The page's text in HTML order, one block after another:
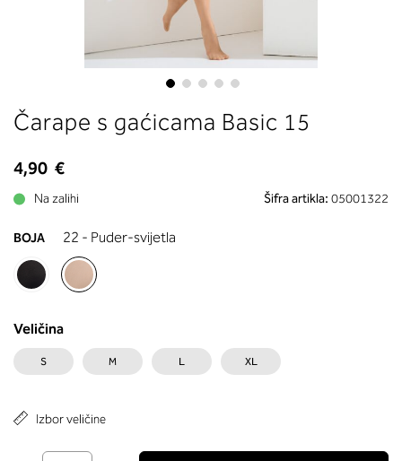
to
beginning
the
gallery
Čarape s gaćicama Basic 15
4,90 €
Na zalihi Šifra artikla: 05001322
BOJA 22 - Puder-svijetla
Veličina
S M L XL
Izbor veličine
boste prebrali, katera globina
ustreza vaši meri (A, B …) – iščite v
stolpcu, ki ste ga določili s
obsegom.